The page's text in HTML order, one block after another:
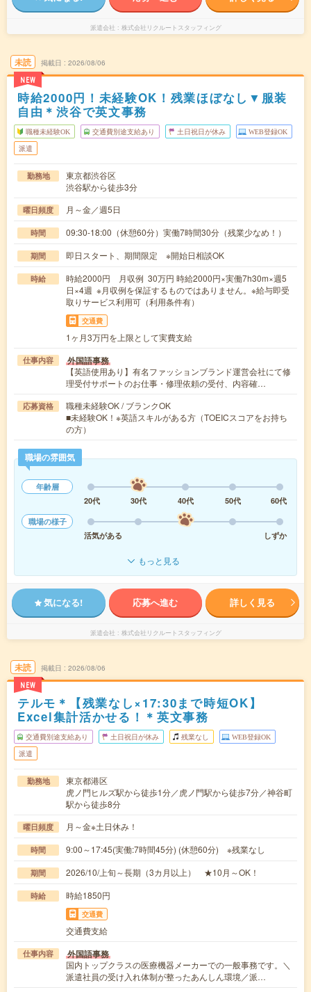
派遣会社 株式会社リクルートスタッフィング
未読
NEW
掲載日 2026/08/06
時給2000円！未経験OK！残業ほぼなし▼服装
自由＊渋谷で英文事務
職種未経験OK 交通費別途支給あり 土日祝日が休み WEB登録OK
派遣
勤務地
東京都渋谷区
渋谷駅から徒歩3分
曜日頻度 月～金／週5日
時間 09:30-18:00（休憩60分）実働7時間30分（残業少なめ！）
期間 即日スタート、期間限定 ※開始日相談OK
時給
時給2000円 月収例 30万円 時給2000円×実働7h30m×週5
日×4週 ※月収例を保証するものではありません。※給与即受
取りサービス利用可（利用条件有）
交通費
1ヶ月3万円を上限として実費支給
仕事内容 外国語事務
【英語使用あり】有名ファッションブランド運営会社にて修
理受付サポートのお仕事・修理依頼の受付、内容確…
応募資格
職種未経験OK / ブランクOK
■未経験OK！※英語スキルがある方（TOEICスコアをお持ち
の方）
職場の雰囲気
年齢層
20代
30代 40代 50代
60代
職場の様子
活気がある
しずか
もっと見る
気になる! 応募へ進む 詳しく見る
派遣会社 株式会社リクルートスタッフィング
未読
NEW
掲載日 2026/08/06
テルモ＊【残業なし×17:30まで時短OK】
Excel集計活かせる！＊英文事務
交通費別途支給あり 土日祝日が休み 残業なし WEB登録OK
派遣
勤務地
東京都港区
虎ノ門ヒルズ駅から徒歩1分／虎ノ門駅から徒歩7分／神谷町
駅から徒歩8分
曜日頻度 月～金※土日休み！
時間 9:00～17:45(実働:7時間45分) (休憩60分) ※残業なし
期間 2026/10/上旬～長期（3カ月以上） ★10月～OK！
時給 時給1850円
交通費
交通費支給
仕事内容 外国語事務
国内トップクラスの医療機器メーカーでの一般事務です。＼
派遣社員の受け入れ体制が整ったあんしん環境／派…